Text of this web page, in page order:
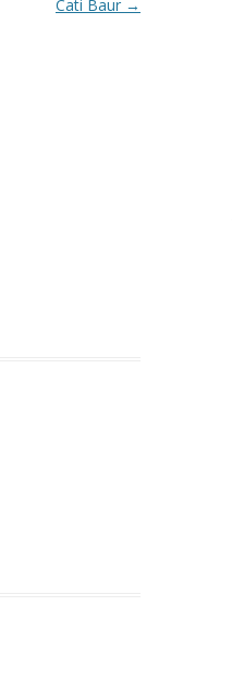
Cati Baur →